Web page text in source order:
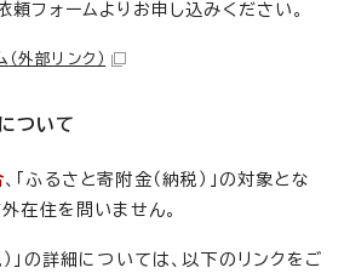
頼フォームよりお申し込みください。
（外部リンク）
ついて
、「ふるさと寄附金（納税）」の対象とな
在住を問いません。
」の詳細については、以下のリンクをご